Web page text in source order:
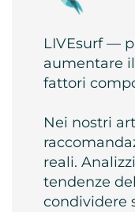
LIVEsurf —
aumentare
fattori
Nei nostri
reali.
tendenze
condividere